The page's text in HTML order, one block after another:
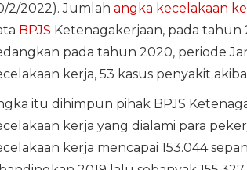
2/2022). Jumlah angka kecelakaan
BPJS Ketenagakerjaan, pada tahun
pada tahun 2020, periode
kerja, 53 kasus penyakit
itu dihimpun pihak BPJS
kerja yang dialami para
kerja mencapai 153.044